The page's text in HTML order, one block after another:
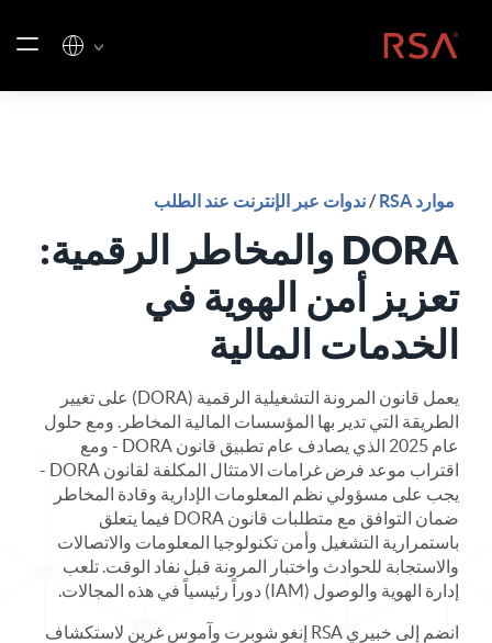
الصفحة الرئيسية
موارد RSA /ندوات عبر الإنترنت عند الطلب
DORA والمخاطر الرقمية:
تعزيز أمن الهوية في
الخدمات المالية
يعمل قانون المرونة التشغيلية الرقمية (DORA) على تغيير
الطريقة التي تدير بها المؤسسات المالية المخاطر. ومع حلول
عام 2025 الذي يصادف عام تطبيق قانون DORA - ومع
اقتراب موعد فرض غرامات الامتثال المكلفة لقانون DORA -
يجب على مسؤولي نظم المعلومات الإدارية وقادة المخاطر
ضمان التوافق مع متطلبات قانون DORA فيما يتعلق
باستمرارية التشغيل وأمن تكنولوجيا المعلومات والاتصالات
والاستجابة للحوادث واختبار المرونة قبل نفاد الوقت. تلعب
إدارة الهوية والوصول (IAM) دوراً رئيسياً في هذه المجالات.
انضم إلى خبيري RSA إنغو شوبرت وآموس غرين لاستكشاف